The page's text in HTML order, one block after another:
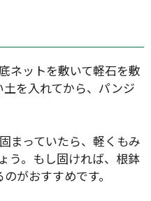
ネットを敷いて軽石を敷
を入れてから、パンジ
まっていたら、軽くもみ
う。もし固ければ、根鉢
がおすすめです。